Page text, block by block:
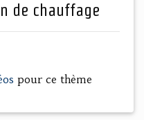
de chauffage
pour ce thème